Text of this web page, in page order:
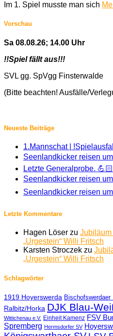
Im 1. Spiel musste man sich
Vorschau
Sa 08.08.26; 14.00 Uhr
!!Spiel fällt aus!!!
SVL gg. SpVgg Finsterwalde
(Bitte beachten! Ausfälle/
Neueste Beiträge
1.Mannschat |
Seenlandkicker reisen
Letzte Generalprobe. 💪🏻
Seenlandkicker reisen
Seenlandkicker reisen
Letzte Kommentare
Hagen Löser zu Jubiläum
„Urgestein“ Willi Fritsch
Karsten Stroczek zu
„Urgestein“ Willi Fritsch
Schlagwörter
1919 Hoyerswerda Bischofswerdaer
Ralbitz/Horka DJK Blau-
Wittichenau e.V. Einheit Kamenz FSV
Spremberg Hermsdorfer SV